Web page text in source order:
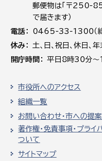
郵便物は「〒250-
で届きます）
電話
0465-33-1300（総
休み
土､日､祝日、休日
開庁時間
平日8時30分
市役所へのアクセス
組織一覧
お問い合わせ・市への提案
著作権・免責事項・プライ
ついて
サイトマップ